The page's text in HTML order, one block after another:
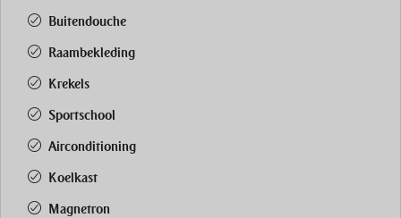
Buitendouche
Raambekleding
Krekels
Sportschool
Airconditioning
Koelkast
Magnetron